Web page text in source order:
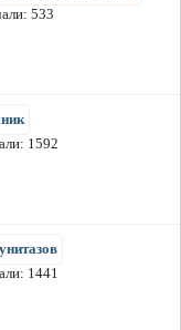
533
1592
1441